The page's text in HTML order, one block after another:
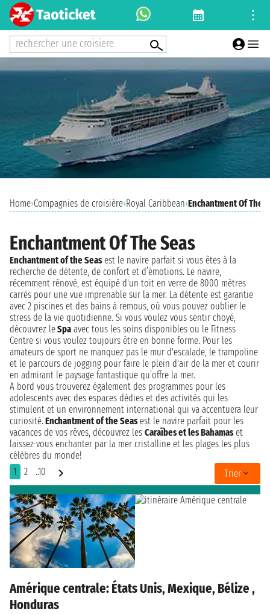
rechercher une croisiere
Home›Compagnies de croisière›Royal Caribbean›Enchantment Of The
Enchantment Of The Seas
Enchantment of the Seasest le navire parfait si vous êtes à la
recherche de détente, de confort et d’émotions. Le navire,
récemment rénové, est équipé d'un toit en verre de 8000 mètres
carrés pour une vue imprenable sur la mer. La détente est garantie
avec 2 piscines et des bains à remous, où vous pouvez oublier le
stress de la vie quotidienne. Si vous voulez vous sentir choyé,
découvrez leSpa avec tous les soins disponibles ou le Fitness
Centre si vous voulez toujours être en bonne forme. Pour les
amateurs de sport ne manquez pas le mur d'escalade, le trampoline
et le parcours de jogging pour faire le plein d'air de la mer et courir
en admirant le paysage fantastique qu’offre la mer.
A bord vous trouverez également des programmes pour les
adolescents avec des espaces dédies et des activités qui les
stimulent et un environnement international qui va accentuera leur
curiosité. Enchantment of the Seasest le navire parfait pour les
vacances de vos rêves, découvrez les Caraïbes et les Bahamaset
laissez-vous enchanter par la mer cristalline et les plages les plus
célèbres du monde!
1
2 ..10 Trier
Amérique centrale: États Unis, Mexique, Bélize ,
Honduras